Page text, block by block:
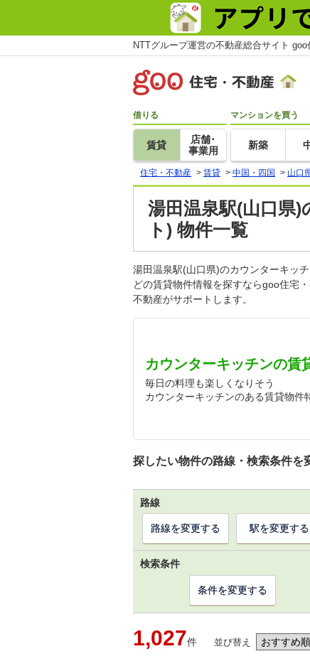
NTTグループ運営の不動産総合サイト goo
借りる
賃貸
店舗･
事業用
マンションを買う
新築
住宅・不動産 > 賃貸 > 中国・四国 > 山口
湯田温泉駅(山口県
ト) 物件一覧
湯田温泉駅(山口県)のカウンターキッ
どの賃貸物件情報を探すならgoo住宅
不動産がサポートします。
カウンターキッチンの賃
毎日の料理も楽しくなりそう
カウンターキッチンのある賃貸物件
探したい物件の路線・検索条件を
路線
路線を変更する 駅を変更する
検索条件
条件を変更する
1,027件 並び替え